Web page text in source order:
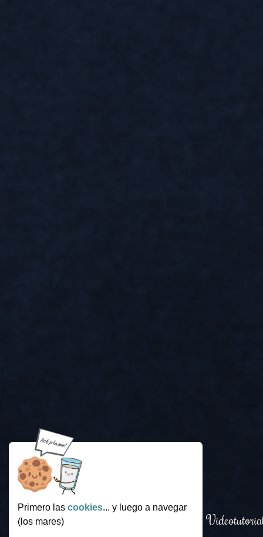
Primero las cookies... y luego a navegar
(los mares)